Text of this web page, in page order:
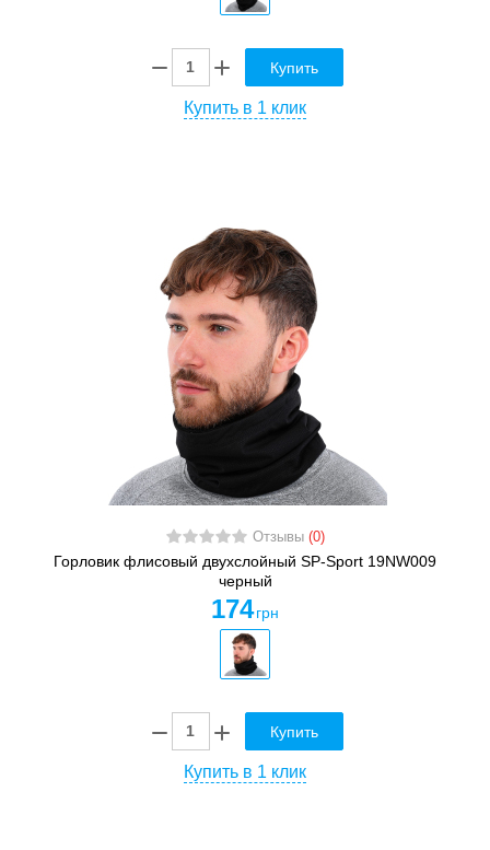
Купить
Купить в 1 клик
Отзывы (0)
Горловик флисовый двухслойный SP-Sport 19NW009
черный
174 грн
Купить
Купить в 1 клик